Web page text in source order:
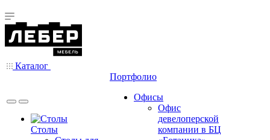
Каталог
Столы
Портфолио
Офисы
Офис
девелоперской
компании в БЦ